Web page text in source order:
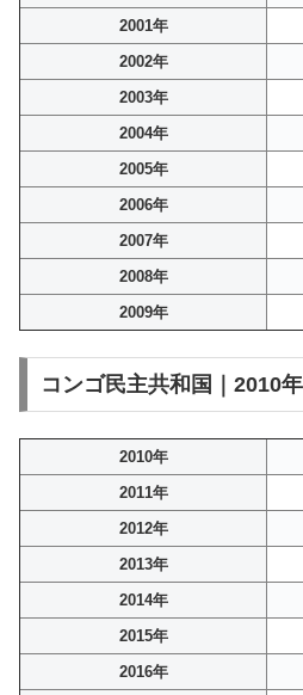
2001年
2002年
2003年
2004年
2005年
2006年
2007年
2008年
2009年
コンゴ民主共和国｜2010
2010年
2011年
2012年
2013年
2014年
2015年
2016年